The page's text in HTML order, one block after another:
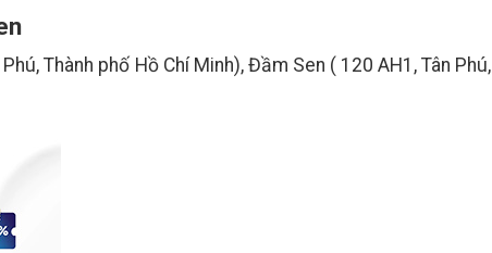
Thành phố Hồ Chí Minh), Đầm Sen ( 120 AH1, Tân Phú,